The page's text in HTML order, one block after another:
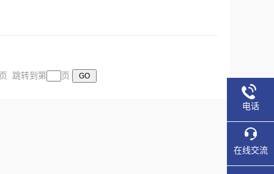
跳转到第 页
电话
在线交流